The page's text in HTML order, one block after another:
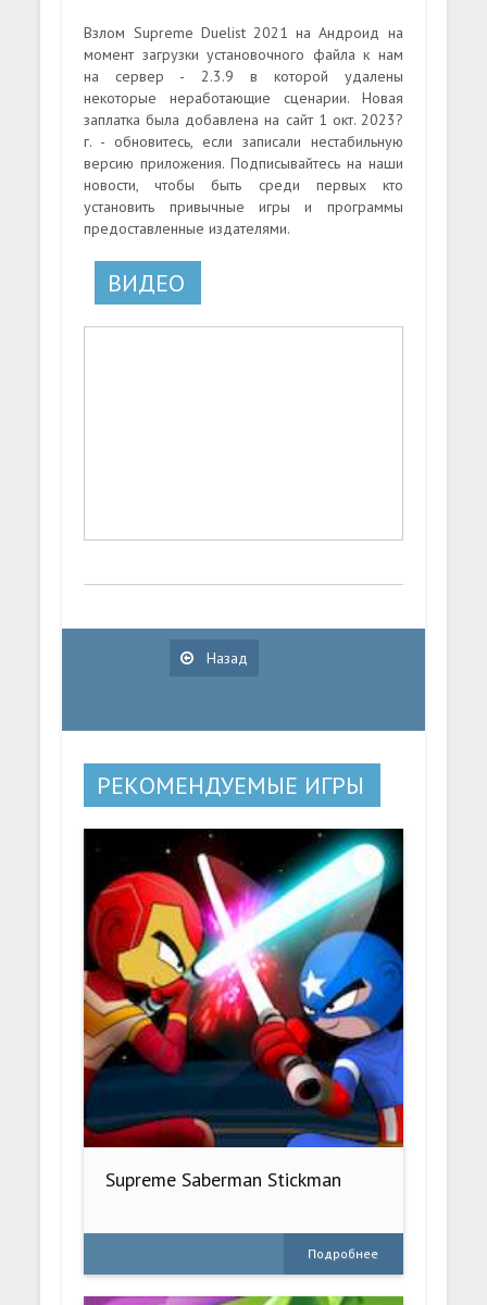
Взлом Supreme Duelist 2021 на Андроид на
момент загрузки установочного файла к нам
на сервер - 2.3.9 в которой удалены
некоторые неработающие сценарии. Новая
заплатка была добавлена на сайт 1 окт. 2023?
г. - обновитесь, если записали нестабильную
версию приложения. Подписывайтесь на наши
новости, чтобы быть среди первых кто
установить привычные игры и программы
предоставленные издателями.
ВИДЕО
Назад
РЕКОМЕНДУЕМЫЕ ИГРЫ
Supreme Saberman Stickman
Подробнее